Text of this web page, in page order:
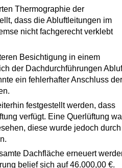
Thermographie der
dass die Abluftleitungen im
nicht fachgerecht verklebt
Besichtigung in einem
der Dachdurchführungen
ein fehlerhafter Anschluss der
festgestellt werden, dass
verfügt. Eine Querlüftung
diese wurde jedoch durch
Dachfläche erneuert
belief sich auf 46.000,00 €.